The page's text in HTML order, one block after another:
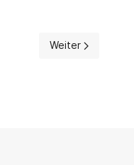
Nächster
Weiter